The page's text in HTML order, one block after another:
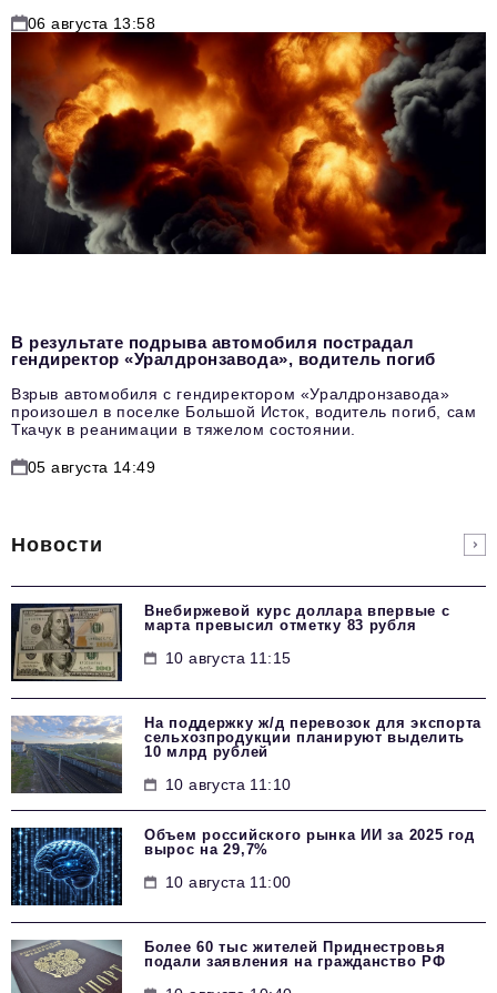
06 августа 13:58
В результате подрыва автомобиля пострадал
гендиректор «Уралдронзавода», водитель погиб
Взрыв автомобиля с гендиректором «Уралдронзавода»
произошел в поселке Большой Исток, водитель погиб, сам
Ткачук в реанимации в тяжелом состоянии.
05 августа 14:49
Новости
Внебиржевой курс доллара впервые с
марта превысил отметку 83 рубля
10 августа 11:15
На поддержку ж/д перевозок для экспорта
сельхозпродукции планируют выделить
10 млрд рублей
10 августа 11:10
Объем российского рынка ИИ за 2025 год
вырос на 29,7%
10 августа 11:00
Более 60 тыс жителей Приднестровья
подали заявления на гражданство РФ